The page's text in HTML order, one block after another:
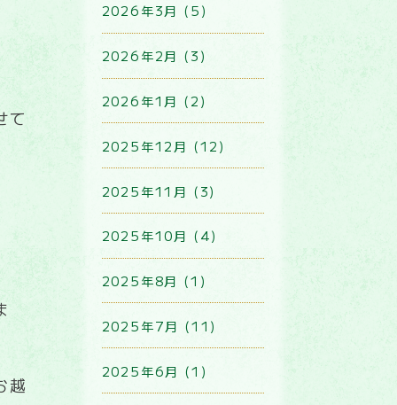
て
越
2026年3月 (5)
2026年2月 (3)
2026年1月 (2)
2025年12月 (12)
2025年11月 (3)
2025年10月 (4)
2025年8月 (1)
2025年7月 (11)
2025年6月 (1)